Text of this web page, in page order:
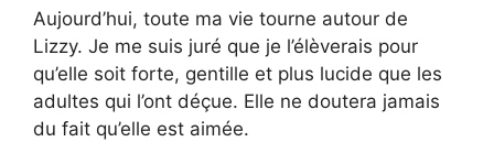
Aujourd’hui, toute ma vie tourne autour de
Lizzy. Je me suis juré que je l’élèverais pour
qu’elle soit forte, gentille et plus lucide que les
adultes qui l’ont déçue. Elle ne doutera jamais
du fait qu’elle est aimée.